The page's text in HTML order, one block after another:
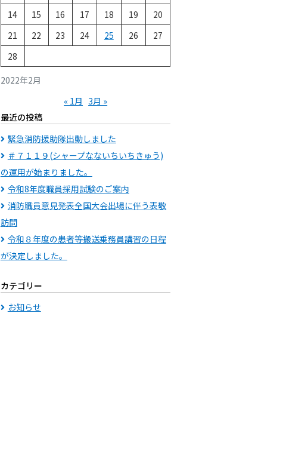
2022年2月
14
15 16 17 18 19
20
21
22 23 24 25 26
27
28
« 1月 3月 »
最近の投稿
緊急消防援助隊出動しました
＃７１１９(シャープなないちいちきゅう)
の運用が始まりました。
令和8年度職員採用試験のご案内
消防職員意見発表全国大会出場に伴う表敬
訪問
令和８年度の患者等搬送乗務員講習の日程
が決定しました。
カテゴリー
お知らせ